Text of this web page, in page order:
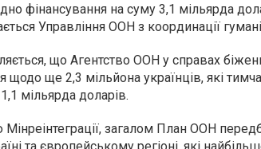
фінансування на суму 3,1 мільярда
Управління ООН з координації
що Агентство ООН у справах
щодо ще 2,3 мільйона українців, які
мільярда доларів.
загалом План ООН